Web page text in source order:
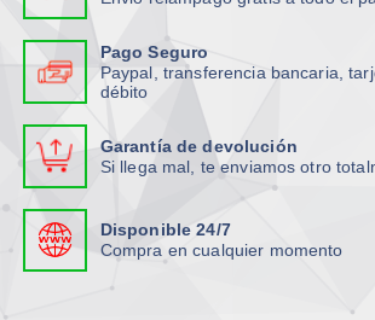
Pago Seguro
Paypal, transferencia bancaria,
débito
Garantía de devolución
Si llega mal, te enviamos otro
Disponible 24/7
Compra en cualquier momento